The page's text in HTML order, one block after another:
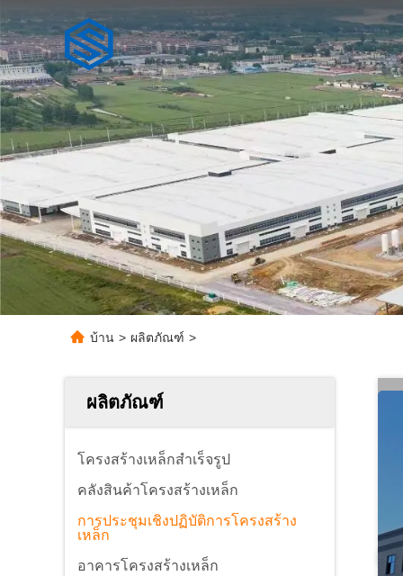
บ้าน > ผลิตภัณฑ์ >
ผลิตภัณฑ์
โครงสร้างเหล็กสำเร็จรูป
คลังสินค้าโครงสร้างเหล็ก
การประชุมเชิงปฏิบัติการโครงสร้าง
เหล็ก
อาคารโครงสร้างเหล็ก